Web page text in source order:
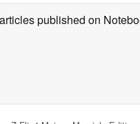
published on